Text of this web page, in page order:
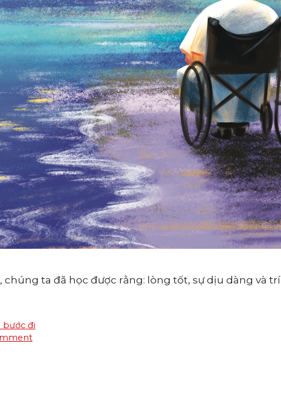
chúng ta đã học được rằng: lòng tốt, sự dịu dàng và
bước đi